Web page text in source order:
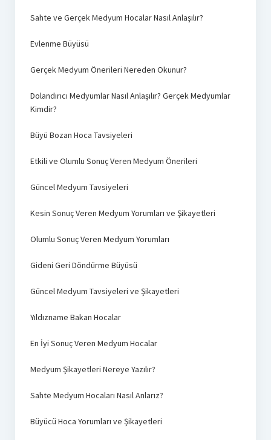
Sahte ve Gerçek Medyum Hocalar Nasıl Anlaşılır?
Evlenme Büyüsü
Gerçek Medyum Önerileri Nereden Okunur?
Dolandırıcı Medyumlar Nasıl Anlaşılır? Gerçek Medyumlar
Kimdir?
Büyü Bozan Hoca Tavsiyeleri
Etkili ve Olumlu Sonuç Veren Medyum Önerileri
Güncel Medyum Tavsiyeleri
Kesin Sonuç Veren Medyum Yorumları ve Şikayetleri
Olumlu Sonuç Veren Medyum Yorumları
Gideni Geri Döndürme Büyüsü
Güncel Medyum Tavsiyeleri ve Şikayetleri
Yıldızname Bakan Hocalar
En İyi Sonuç Veren Medyum Hocalar
Medyum Şikayetleri Nereye Yazılır?
Sahte Medyum Hocaları Nasıl Anlarız?
Büyücü Hoca Yorumları ve Şikayetleri